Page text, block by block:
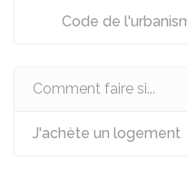
Code de
Comment faire si...
J'achète un logement